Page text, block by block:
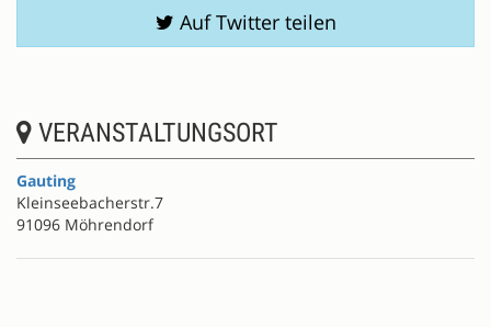
Auf Twitter teilen
VERANSTALTUNGSORT
Gauting
Kleinseebacherstr.7
91096 Möhrendorf